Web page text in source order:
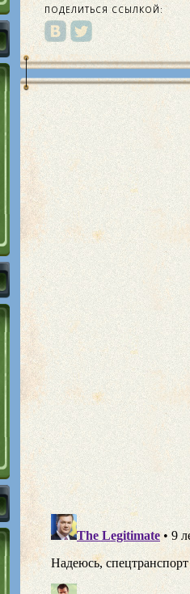
ПОДЕЛИТЬСЯ ССЫЛКОЙ: